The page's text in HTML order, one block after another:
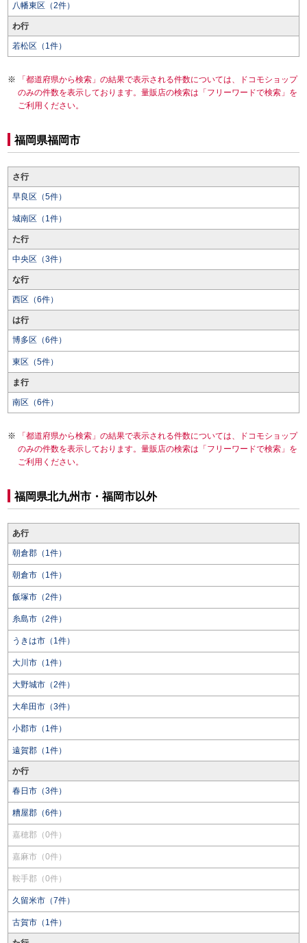
八幡東区（2件）
わ行
若松区（1件）
「都道府県から検索」の結果で表示される件数については、ドコモショップ
のみの件数を表示しております。量販店の検索は「フリーワードで検索」を
ご利用ください。
福岡県福岡市
さ行
早良区（5件）
城南区（1件）
た行
中央区（3件）
な行
西区（6件）
は行
博多区（6件）
東区（5件）
ま行
南区（6件）
「都道府県から検索」の結果で表示される件数については、ドコモショップ
のみの件数を表示しております。量販店の検索は「フリーワードで検索」を
ご利用ください。
福岡県北九州市・福岡市以外
あ行
朝倉郡（1件）
朝倉市（1件）
飯塚市（2件）
糸島市（2件）
うきは市（1件）
大川市（1件）
大野城市（2件）
大牟田市（3件）
小郡市（1件）
遠賀郡（1件）
か行
春日市（3件）
糟屋郡（6件）
嘉穂郡（0件）
嘉麻市（0件）
鞍手郡（0件）
久留米市（7件）
古賀市（1件）